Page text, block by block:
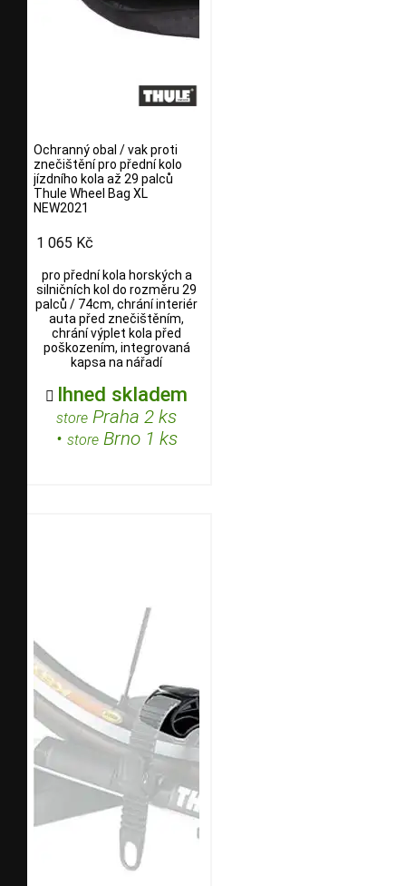
Ochranný obal / vak proti
znečištění pro přední kolo
jízdního kola až 29 palců
Thule Wheel Bag XL
NEW2021
1 065 Kč
pro přední kola horských a
silničních kol do rozměru 29
palců / 74cm, chrání interiér
auta před znečištěním,
chrání výplet kola před
poškozením, integrovaná
kapsa na nářadí
 Ihned skladem
store Praha 2 ks
• storeBrno 1 ks